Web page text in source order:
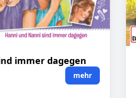
immer dagegen
mehr